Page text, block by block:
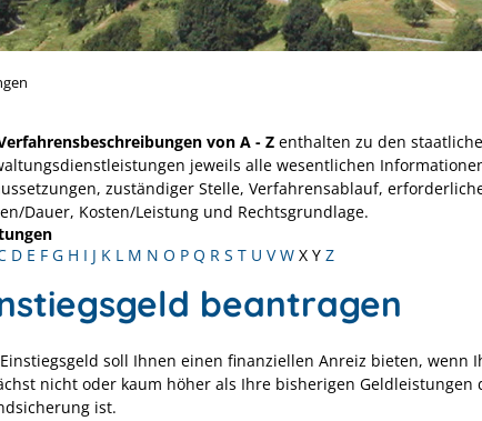
von A - Z enthalten zu den
jeweils alle wesentlichen
zuständiger Stelle, Verfahrensablauf,
Dauer, Kosten/Leistung und Rechtsgrundlage.
D E F G H I J K L M N O P Q R S T U V W X Y Z
beantragen
soll Ihnen einen finanziellen Anreiz bieten, wenn
nicht oder kaum höher als Ihre bisherigen Geldleistungen
ist.